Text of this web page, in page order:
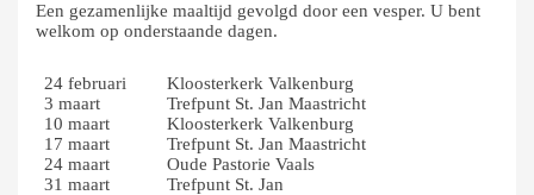
Een gezamenlijke maaltijd gevolgd door een vesper. U bent
welkom op onderstaande dagen.
24 februari
Kloosterkerk Valkenburg
3 maart
Trefpunt St. Jan Maastricht
10 maart
Kloosterkerk Valkenburg
17 maart
Trefpunt St. Jan Maastricht
24 maart
Oude Pastorie Vaals
31 maart
Trefpunt St. Jan